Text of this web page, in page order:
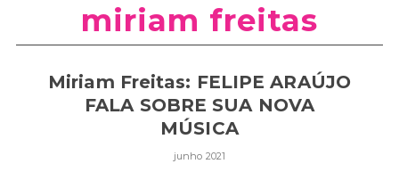
miriam freitas
Miriam Freitas: FELIPE ARAÚJO
FALA SOBRE SUA NOVA
MÚSICA
junho 2021